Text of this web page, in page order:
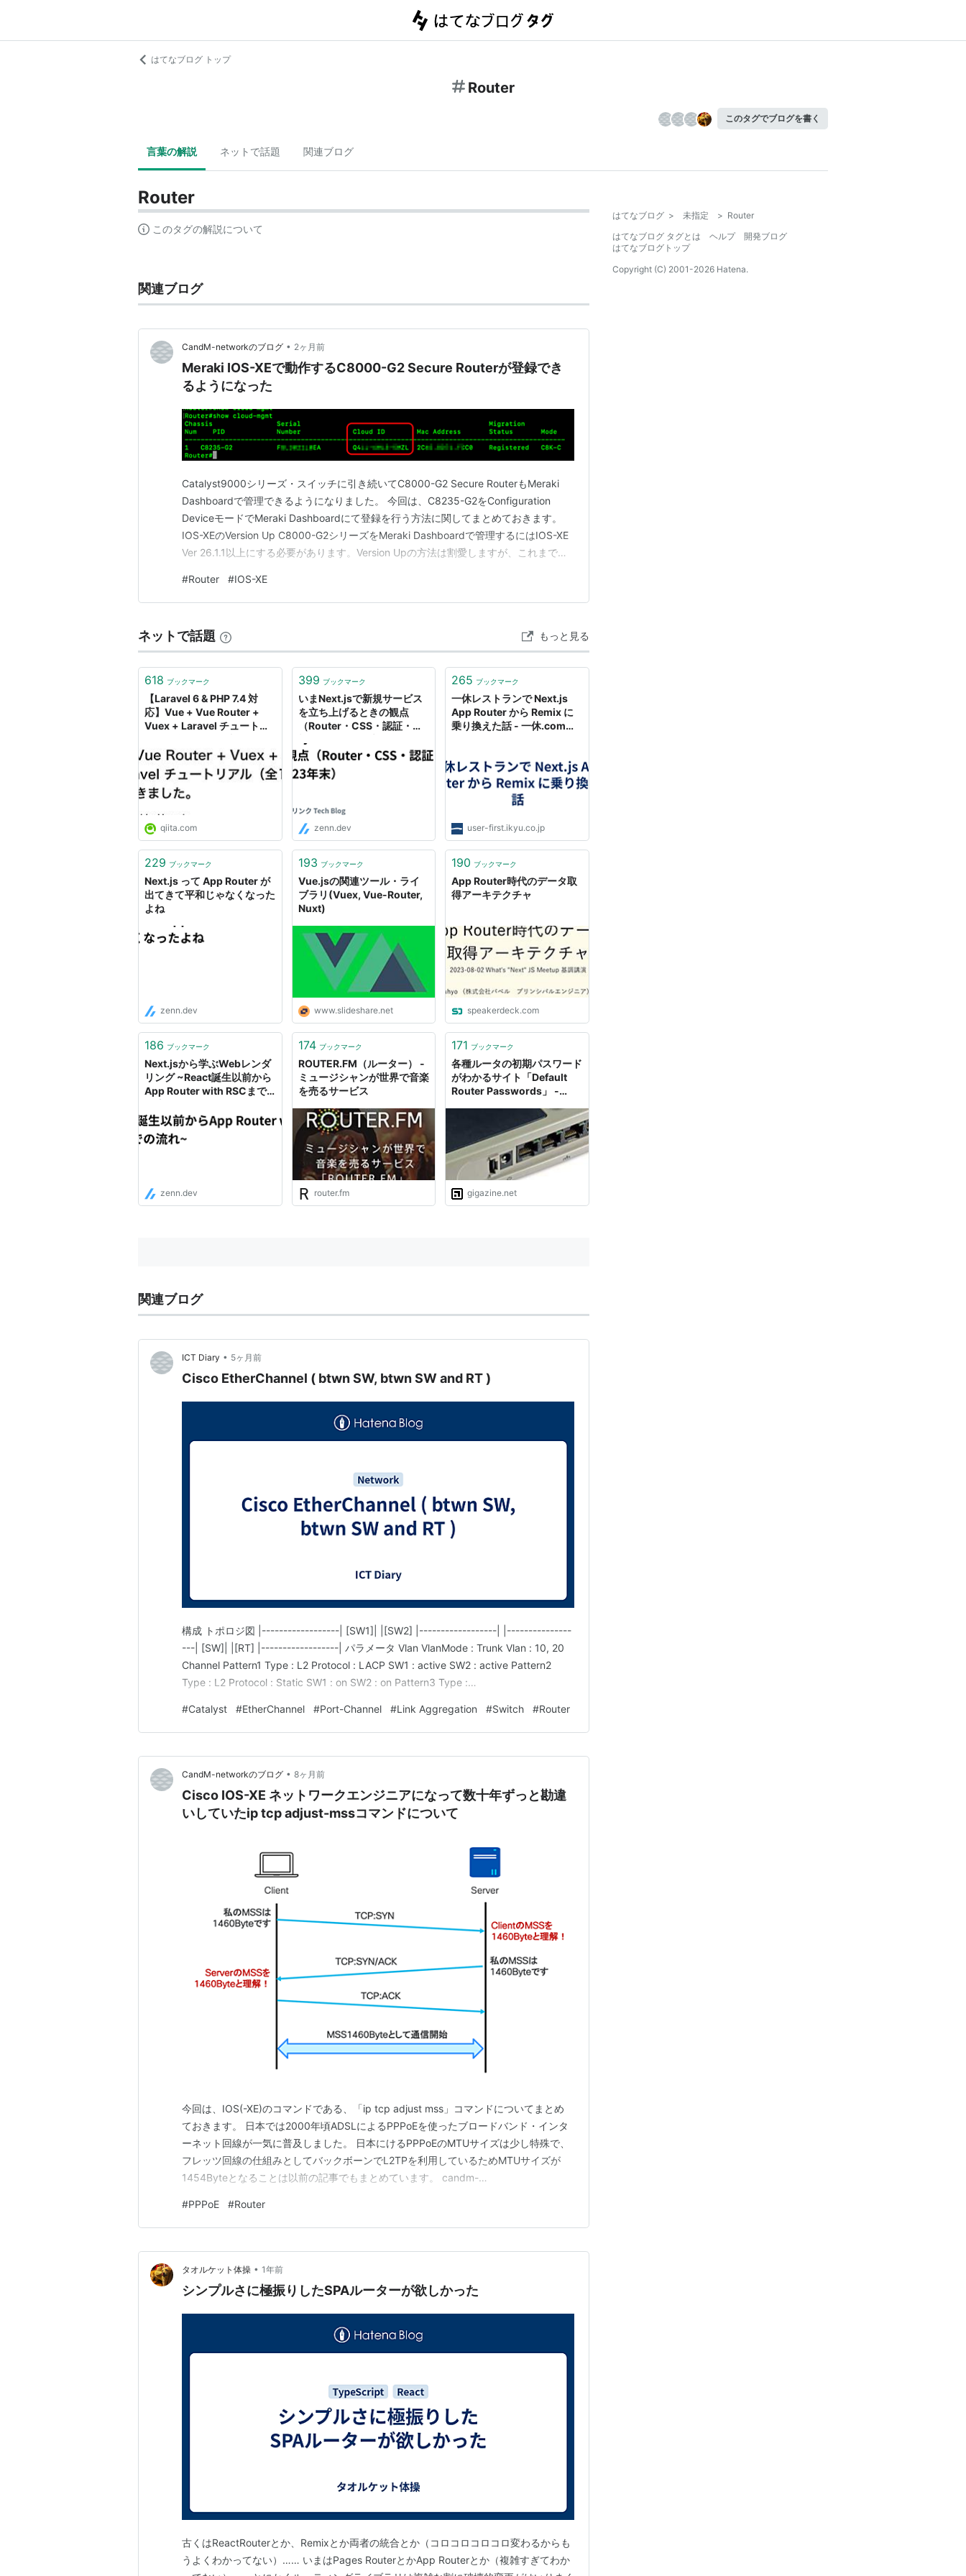
はてなブログ トップ
Router
このタグでブログを書く
言葉の解説 ネットで話題 関連ブログ
Router
このタグの解説について
関連ブログ
CandM-networkのブログ • 2ヶ月前
Meraki IOS-XEで動作するC8000-G2 Secure Routerが登録でき
るようになった
Catalyst9000シリーズ・スイッチに引き続いてC8000-G2 Secure RouterもMeraki
Dashboardで管理できるようになりました。 今回は、C8235-G2をConfiguration
DeviceモードでMeraki Dashboardにて登録を行う方法に関してまとめておきます。
IOS-XEのVersion Up C8000-G2シリーズをMeraki Dashboardで管理するにはIOS-XE
Ver 26.1.1以上にする必要があります。Version Upの方法は割愛しますが、これまでの
#Router #IOS-XE
ネットで話題 もっと見る
618 ブックマーク
【Laravel 6 & PHP 7.4 対
応】Vue + Vue Router +
Vuex + Laravel チュートリ
た。 - Qiita
qiita.com
399 ブックマーク
いまNext.jsで新規サービス
を立ち上げるときの観点
（Router・CSS・認証・監
zenn.dev
265 ブックマーク
一休レストランで Next.js
App Router から Remix に
乗り換えた話 - 一休.com
user-first.ikyu.co.jp
229 ブックマーク
Next.js って App Router が
出てきて平和じゃなくなった
よね
zenn.dev
193 ブックマーク
Vue.jsの関連ツール・ライ
ブラリ(Vuex, Vue-Router,
Nuxt)
www.slideshare.net
190 ブックマーク
App Router時代のデータ取
得アーキテクチャ
speakerdeck.com
186 ブックマーク
Next.jsから学ぶWebレンダ
リング ~React誕生以前から
App Router with RSCまで
zenn.dev
174 ブックマーク
ROUTER.FM（ルーター） -
ミュージシャンが世界で音楽
を売るサービス
router.fm
171 ブックマーク
各種ルータの初期パスワード
がわかるサイト「Default
Router Passwords」 -
gigazine.net
関連ブログ
ICT Diary • 5ヶ月前
Cisco EtherChannel ( btwn SW, btwn SW and RT )
構成 トポロジ図 |------------------| [SW1]| |[SW2] |------------------| |---------------
---| [SW]| |[RT] |------------------| パラメータ Vlan VlanMode : Trunk Vlan : 10, 20
Channel Pattern1 Type : L2 Protocol : LACP SW1 : active SW2 : active Pattern2
Type : L2 Protocol : Static SW1 : on SW2 : on Pattern3 Type :…
#Catalyst #EtherChannel #Port-Channel #Link Aggregation #Switch #Router
CandM-networkのブログ • 8ヶ月前
Cisco IOS-XE ネットワークエンジニアになって数十年ずっと勘違
いしていたip tcp adjust-mssコマンドについて
今回は、IOS(-XE)のコマンドである、「ip tcp adjust mss」コマンドについてまとめ
ておきます。 日本では2000年頃ADSLによるPPPoEを使ったブロードバンド・インタ
ーネット回線が一気に普及しました。 日本にけるPPPoEのMTUサイズは少し特殊で、
フレッツ回線の仕組みとしてバックボーンでL2TPを利用しているためMTUサイズが
1454Byteとなることは以前の記事でもまとめています。 candm-
ら多く存在し、それを使って多くのCisco Routerで…
#PPPoE #Router
タオルケット体操 • 1年前
シンプルさに極振りしたSPAルーターが欲しかった
古くはReactRouterとか、Remixとか両者の統合とか（コロコロコロコロ変わるからも
うよくわかってない）…… いまはPages RouterとかApp Routerとか（複雑すぎてわか
はてなブログ > 未指定 > Router
はてなブログ タグとは
ヘルプ
開発ブログ
はてなブログトップ
Copyright (C) 2001-2026 Hatena.